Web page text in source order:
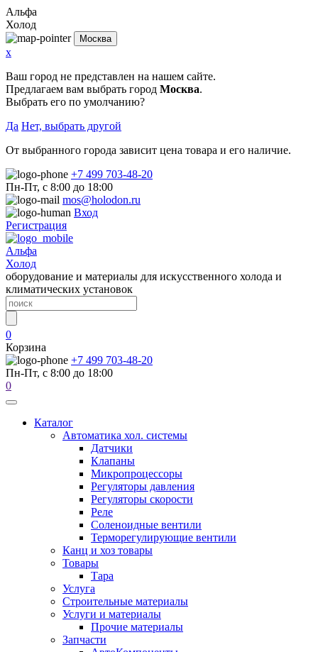
Альфа
Холод
Москва
x
Ваш город не представлен на нашем сайте.
Предлагаем вам выбрать город Москва.
Выбрать его по умолчанию?
Да Нет, выбрать другой
От выбранного города зависит цена товара и его наличие.
+7 499 703-48-20
Пн-Пт, с 8:00 до 18:00
mos@holodon.ru
Вход
Регистрация
Альфа
Холод
оборудование и материалы для искусственного холода и
климатических установок
0
Корзина
+7 499 703-48-20
Пн-Пт, с 8:00 до 18:00
0
Каталог
Автоматика хол. системы
Датчики
Клапаны
Микропроцессоры
Регуляторы давления
Регуляторы скорости
Реле
Соленоидные вентили
Терморегулирующие вентили
Канц и хоз товары
Товары
Тара
Услуга
Строительные материалы
Услуги и материалы
Прочие материалы
Запчасти